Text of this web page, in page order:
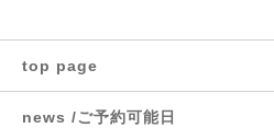
top page
news /ご予約可能日